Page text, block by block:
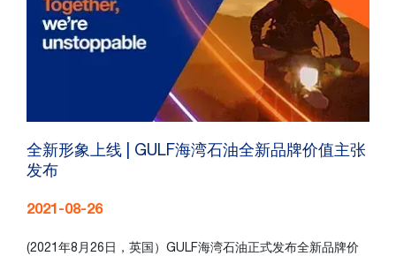
全新形象上线 | GULF海湾石油全新品牌价值主张
发布
2021-08-26
(2021年8月26日，英国）GULF海湾石油正式发布全新品牌价